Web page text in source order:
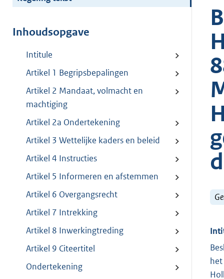
Inhoudsopgave
Intitule
Artikel 1 Begripsbepalingen
Artikel 2 Mandaat, volmacht en
machtiging
Artikel 2a Ondertekening
Artikel 3 Wettelijke kaders en beleid
Artikel 4 Instructies
Artikel 5 Informeren en afstemmen
Artikel 6 Overgangsrecht
Artikel 7 Intrekking
Artikel 8 Inwerkingtreding
Artikel 9 Citeertitel
Ondertekening